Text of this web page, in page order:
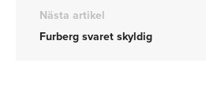
Nästa artikel
Furberg svaret skyldig